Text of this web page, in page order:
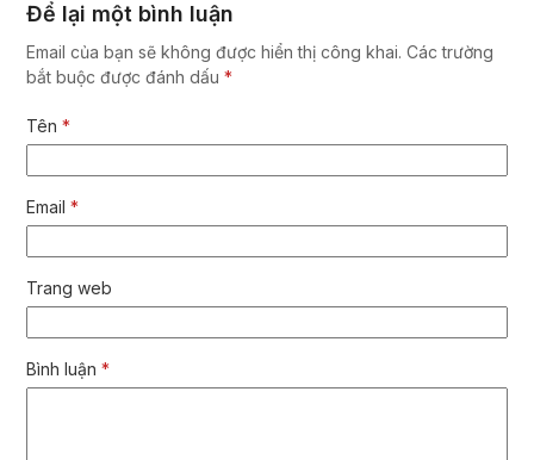
Để lại một bình luận
Email của bạn sẽ không được hiển thị công khai. Các trường
bắt buộc được đánh dấu*
Tên*
Email*
Trang web
Bình luận*